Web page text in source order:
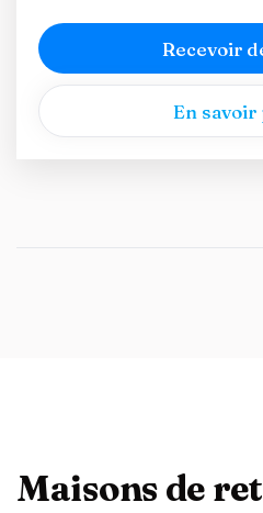
Recevoir
En savoir
Maisons de